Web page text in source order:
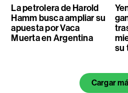
La petrolera de Harold
Hamm busca ampliar su
apuesta por Vaca
Muerta en Argentina
su
Cargar